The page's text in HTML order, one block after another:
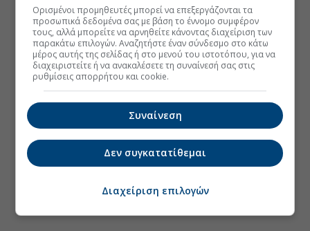
Ορισμένοι προμηθευτές μπορεί να επεξεργάζονται τα
προσωπικά δεδομένα σας με βάση το έννομο συμφέρον
τους, αλλά μπορείτε να αρνηθείτε κάνοντας διαχείριση των
παρακάτω επιλογών. Αναζητήστε έναν σύνδεσμο στο κάτω
μέρος αυτής της σελίδας ή στο μενού του ιστοτόπου, για να
διαχειριστείτε ή να ανακαλέσετε τη συναίνεσή σας στις
ρυθμίσεις απορρήτου και cookie.
Συναίνεση
Δεν συγκατατίθεμαι
Διαχείριση επιλογών